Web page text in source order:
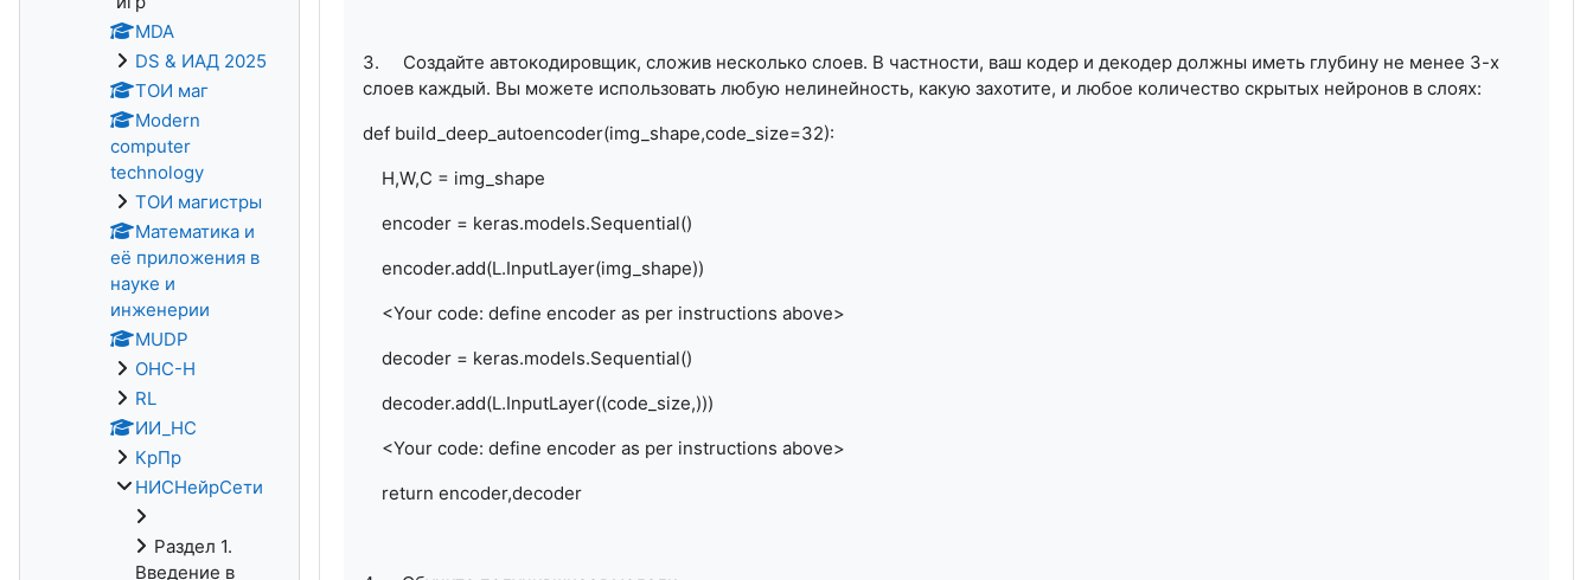
3. Создайте автокодировщик, сложив несколько слоев. В частности, ваш кодер и декодер должны иметь глубину не менее 3-х
слоев каждый. Вы можете использовать любую нелинейность, какую захотите, и любое количество скрытых нейронов в слоях:
def build_deep_autoencoder(img_shape,code_size=32):
H,W,C = img_shape
encoder = keras.models.Sequential()
encoder.add(L.InputLayer(img_shape))
<Your code: define encoder as per instructions above>
decoder = keras.models.Sequential()
decoder.add(L.InputLayer((code_size,)))
<Your code: define encoder as per instructions above>
return encoder,decoder
MDA
DS & ИАД 2025
ТОИ маг
Modern
computer
technology
ТОИ магистры
Математика и
её приложения в
науке и
инженерии
MUDP
ОНС-Н
RL
ИИ_НС
КрПр
НИСНейрСети
Раздел 1.
Введение в